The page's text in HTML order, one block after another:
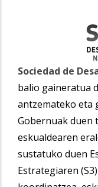
Sociedad de
balio gaineratua
antzemateko eta
Gobernuak duen
eskualdearen
sustatuko duen
Estrategiaren